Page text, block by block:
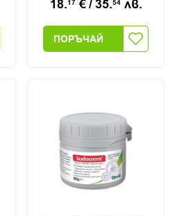
18.17 €/35.54 лв.
ПОРЪЧАЙ